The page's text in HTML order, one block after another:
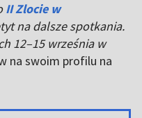
II Zlocie w
na dalsze spotkania.
12–15 września w
na swoim profilu na